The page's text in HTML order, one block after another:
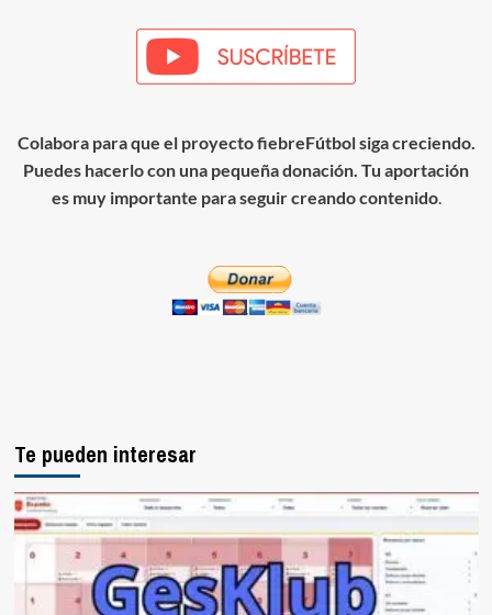
Colabora para que el proyecto fiebreFútbol siga creciendo.
Puedes hacerlo con una pequeña donación. Tu aportación
es muy importante para seguir creando contenido.
Te pueden interesar